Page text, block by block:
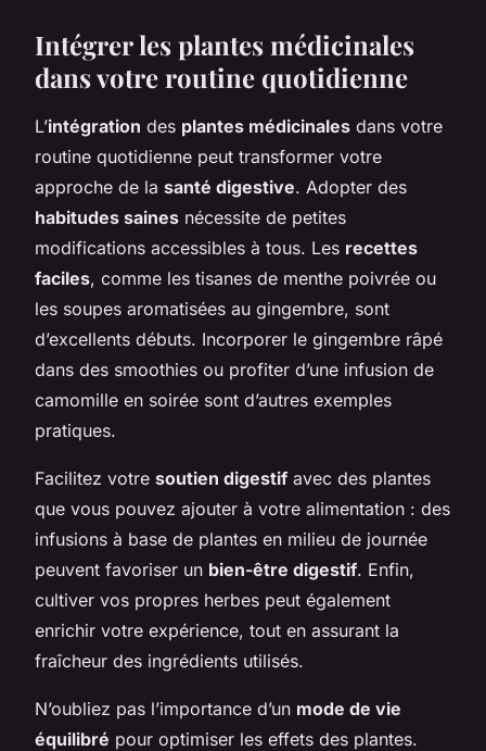
Intégrer les plantes médicinales
dans votre routine quotidienne
L’intégration des plantes médicinales dans votre
routine quotidienne peut transformer votre
approche de la santé digestive. Adopter des
habitudes saines nécessite de petites
modifications accessibles à tous. Les recettes
faciles, comme les tisanes de menthe poivrée ou
les soupes aromatisées au gingembre, sont
d’excellents débuts. Incorporer le gingembre râpé
dans des smoothies ou profiter d’une infusion de
camomille en soirée sont d’autres exemples
pratiques.
Facilitez votre soutien digestif avec des plantes
que vous pouvez ajouter à votre alimentation : des
infusions à base de plantes en milieu de journée
peuvent favoriser un bien-être digestif. Enfin,
cultiver vos propres herbes peut également
enrichir votre expérience, tout en assurant la
fraîcheur des ingrédients utilisés.
N’oubliez pas l’importance d’un mode de vie
équilibré pour optimiser les effets des plantes.